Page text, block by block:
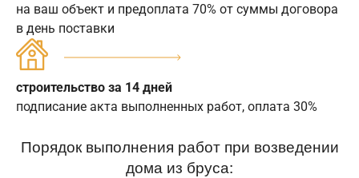
на ваш объект и предоплата 70% от суммы договора
в день поставки
строительство за 14 дней
подписание акта выполненных работ, оплата 30%
Порядок выполнения работ при возведении
дома из бруса: